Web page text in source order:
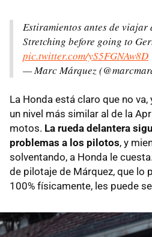
Estiramientos antes de viajar
Stretching before going to
pic.twitter.com/yS5FGNAw8D
— Marc Márquez
La Honda está claro que no
un nivel más similar al de la
motos. La rueda delantera
problemas a los pilotos, y
solventando, a Honda le
de pilotaje de Márquez, que lo
100% físicamente, les puede